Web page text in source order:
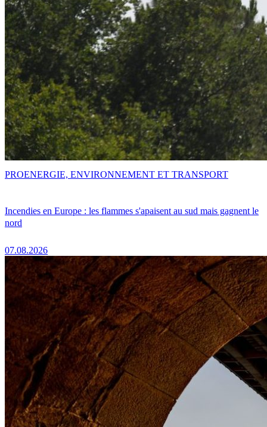
Incendies en Europe : les flammes s'apaisent au sud mais gagnent le
nord
07.08.2026
PROENERGIE, ENVIRONNEMENT ET TRANSPORT